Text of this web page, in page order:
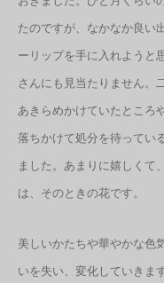
たのですが、なかなか良い
ーリップを手に入れようと
さんにも見当たりません。
あきらめかけていたところ
落ちかけて処分を待ってい
ました。あまりに嬉しくて
は、そのときの花です。
美しいかたちや華やかな色
いを失い、変化していきま